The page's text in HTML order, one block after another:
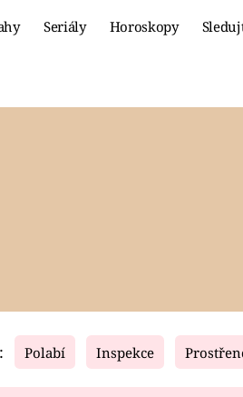
Seriály Horoskopy
Fresh
Polabí Inspekce